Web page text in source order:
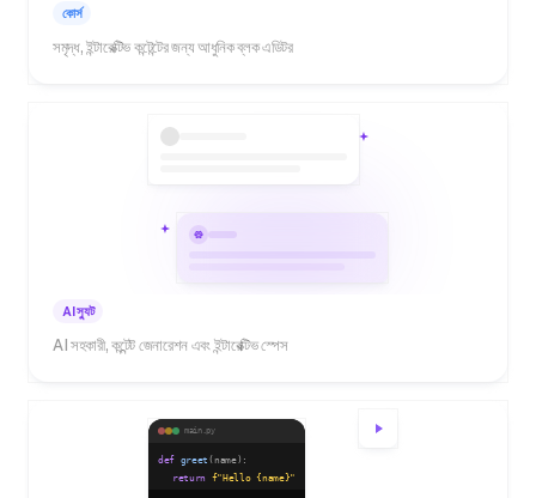
কোর্স
সমৃদ্ধ, ইন্টারেক্টিভ কন্টেন্টের জন্য আধুনিক ব্লক এডিটর
AI স্যুট
AI সহকারী, কন্টেন্ট জেনারেশন এবং ইন্টারেক্টিভ স্পেস
main.py
def greet (name):
return f"Hello{name}"